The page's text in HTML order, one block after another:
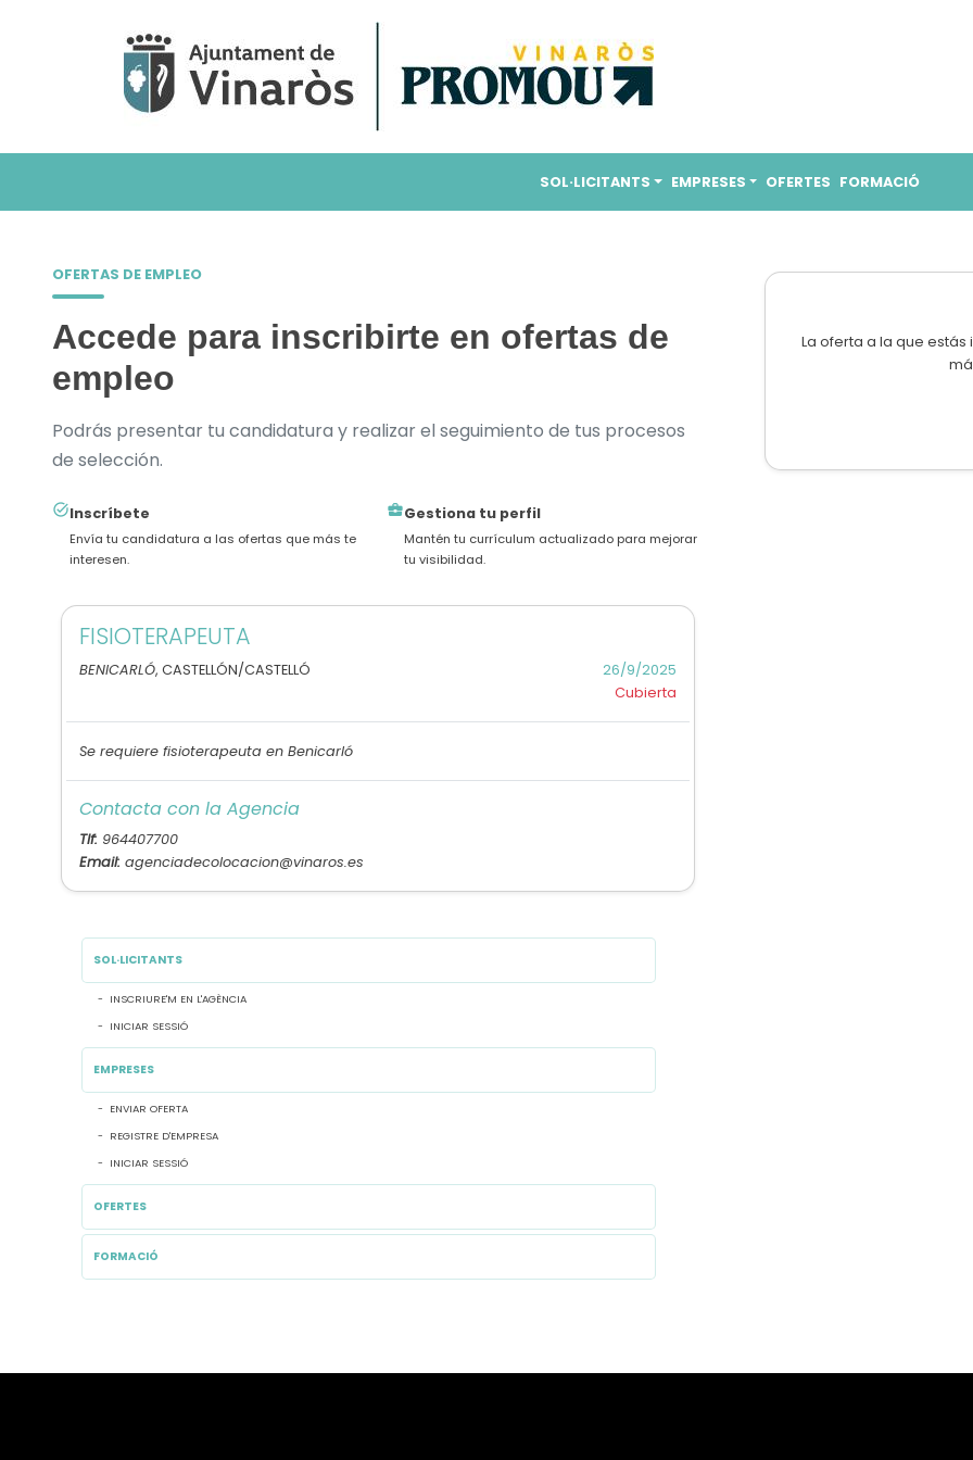
SOL·LICITANTS EMPRESES OFERTES FORMACIÓ
OFERTAS DE EMPLEO
Accede para inscribirte en ofertas de
empleo
Podrás presentar tu candidatura y realizar el seguimiento de tus procesos
de selección.
task_altInscríbete
Envía tu candidatura a las ofertas que más te
interesen.
business_centerGestiona tu perfil
Mantén tu currículum actualizado para mejorar
tu visibilidad.
FISIOTERAPEUTA
BENICARLÓ, CASTELLÓN/CASTELLÓ
26/9/2025
Cubierta
Se requiere fisioterapeuta en Benicarló
Contacta con la Agencia
Tlf: 964407700
Email: agenciadecolocacion@vinaros.es
SOL·LICITANTS
INSCRIURE'M EN L'AGÈNCIA
INICIAR SESSIÓ
EMPRESES
ENVIAR OFERTA
REGISTRE D'EMPRESA
INICIAR SESSIÓ
OFERTES
FORMACIÓ
La oferta a la que